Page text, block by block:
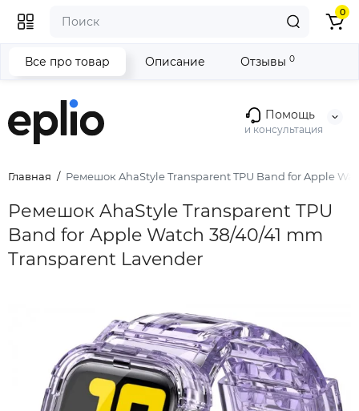
Помощь
и консультация
0
Главная Ремешок AhaStyle Transparent TPU Band for Apple
Ремешок AhaStyle Transparent TPU
Band for Apple Watch 38/40/41 mm
Transparent Lavender
Все про товар Описание Отзывы 0